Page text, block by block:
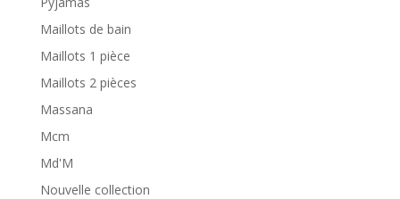
Maillots de bain
Maillots 1 pièce
Maillots 2 pièces
Massana
Mcm
Md'M
Nouvelle collection